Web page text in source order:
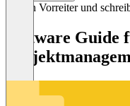
Sei ein Vorreiter und
Software